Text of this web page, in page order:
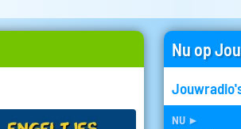
Nu op
nu ►